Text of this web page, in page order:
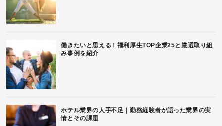
働きたいと思える！福利厚生TOP企業25と厳選取り組
み事例を紹介
ホテル業界の人手不足｜勤務経験者が語った業界の実
情とその課題